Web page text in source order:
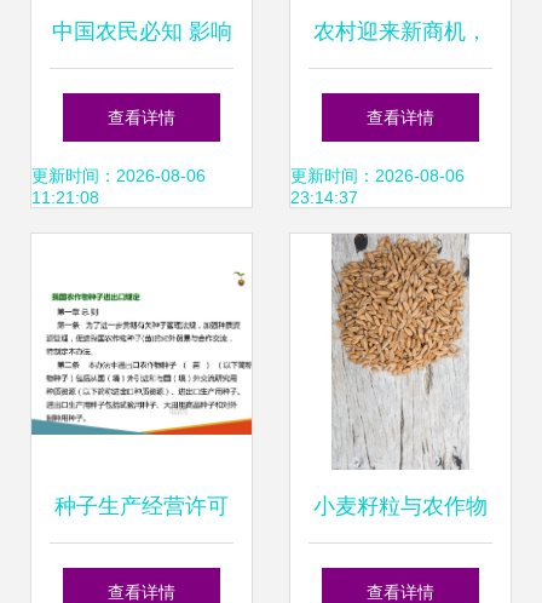
中国农民必知 影响
世界的6种农作物
种子
查看详情
更新时间：2026-08-06
11:21:08
农村迎来新商机，
国家支持作物助力
农民抢先种植
查看详情
更新时间：2026-08-06
23:14:37
种子生产经营许可
管理与我国农作物
查看详情
小麦籽粒与农作物
种子 奥秘与价值
查看详情